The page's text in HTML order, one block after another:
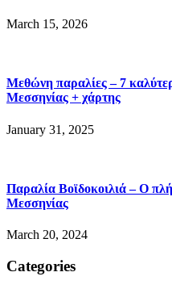
March 15, 2026
Μεθώνη παραλίες – 7
Μεσσηνίας + χάρτης
January 31, 2025
Παραλία Βοϊδοκοιλιά – Ο
Μεσσηνίας
March 20, 2024
Categories